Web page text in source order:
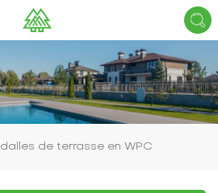
dalles de terrasse en WPC